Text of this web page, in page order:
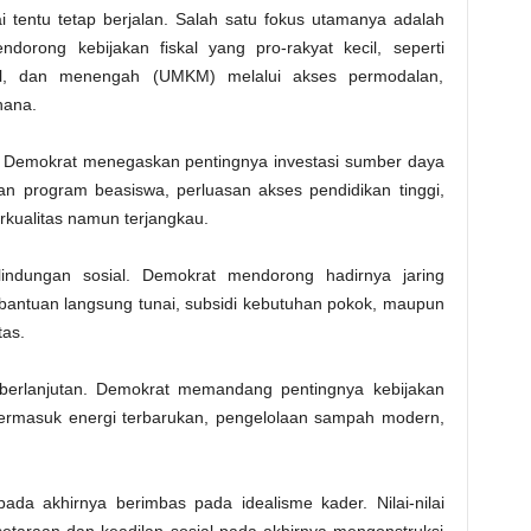
tentu tetap berjalan. Salah satu fokus utamanya adalah
kebijakan fiskal yang pro-rakyat kecil, seperti
dan menengah (UMKM) melalui akses permodalan,
menegaskan pentingnya investasi sumber daya
program beasiswa, perluasan akses pendidikan tinggi,
namun terjangkau.
sosial. Demokrat mendorong hadirnya jaring
langsung tunai, subsidi kebutuhan pokok, maupun
Demokrat memandang pentingnya kebijakan
energi terbarukan, pengelolaan sampah modern,
akhirnya berimbas pada idealisme kader. Nilai-nilai